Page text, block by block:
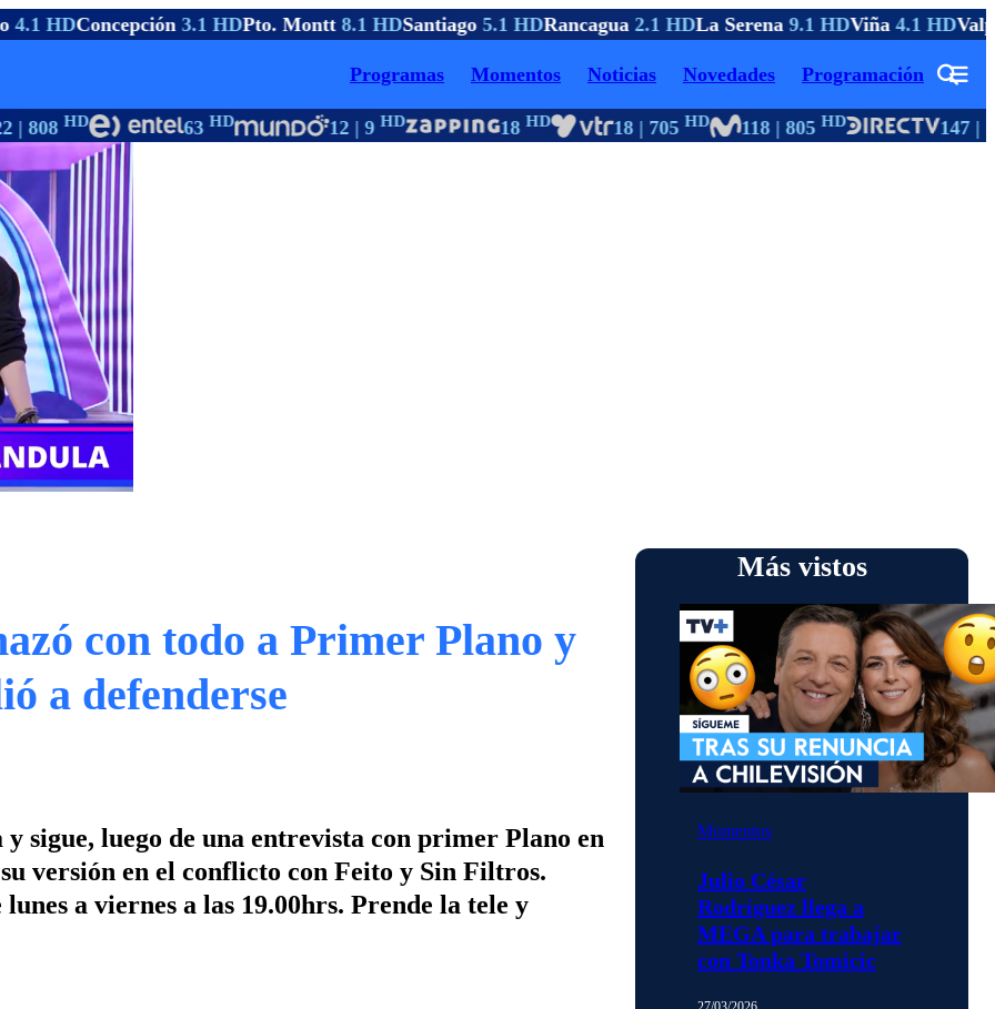
4.1 HDConcepción3.1 HDPto. Montt8.1 HDSantiago5.1 HDRancagua2.1 HDLa Serena9.1 HDViña4.1 HD
Programas Momentos Noticias Novedades Programación
| 808HD 63HD 12 | 9HD 18HD 18 | 705HD 118 | 805HD 147 |
con todo a Primer Plano y
a defenderse
y sigue, luego de una entrevista con primer Plano en
versión en el conflicto con Feito y Sin Filtros.
lunes a viernes a las 19.00hrs. Prende la tele y
Más vistos
Momentos
Julio César
Rodríguez llega a
MEGA para trabajar
con Tonka Tomicic